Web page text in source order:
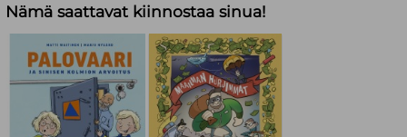
Nämä saattavat kiinnostaa sinua!